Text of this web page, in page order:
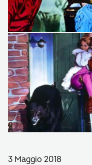
3 Maggio 2018